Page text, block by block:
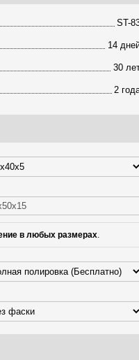
ST-
14
30
2
в любых размерах.